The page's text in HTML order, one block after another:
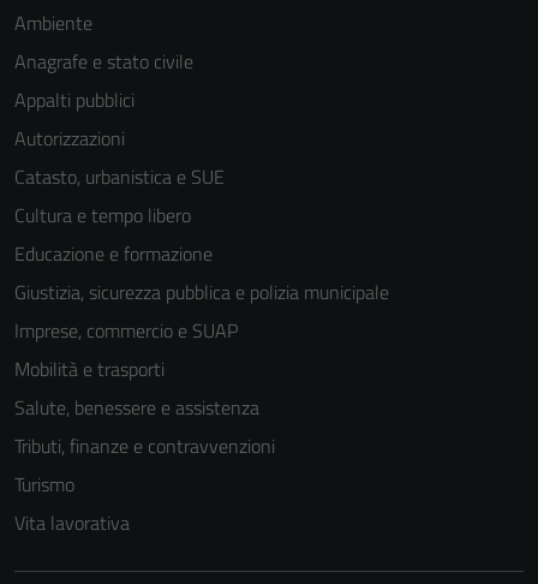
Ambiente
Anagrafe e stato civile
Appalti pubblici
Autorizzazioni
Catasto, urbanistica e SUE
Cultura e tempo libero
Educazione e formazione
Giustizia, sicurezza pubblica e polizia municipale
Imprese, commercio e SUAP
Mobilità e trasporti
Salute, benessere e assistenza
Tributi, finanze e contravvenzioni
Turismo
Vita lavorativa